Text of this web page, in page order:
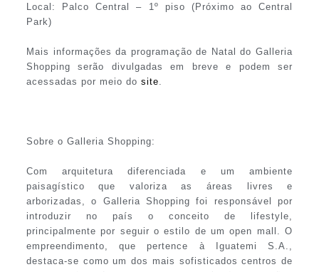
Local: Palco Central – 1º piso (Próximo ao Central
Park)
Mais informações da programação de Natal do Galleria
Shopping serão divulgadas em breve e podem ser
acessadas por meio do site
Sobre o Galleria Shopping:
Com arquitetura diferenciada e um ambiente
paisagístico que valoriza as áreas livres e
arborizadas, o Galleria Shopping foi responsável por
introduzir no país o conceito de lifestyle,
principalmente por seguir o estilo de um open mall. O
empreendimento, que pertence à Iguatemi S.A.,
destaca-se como um dos mais sofisticados centros de